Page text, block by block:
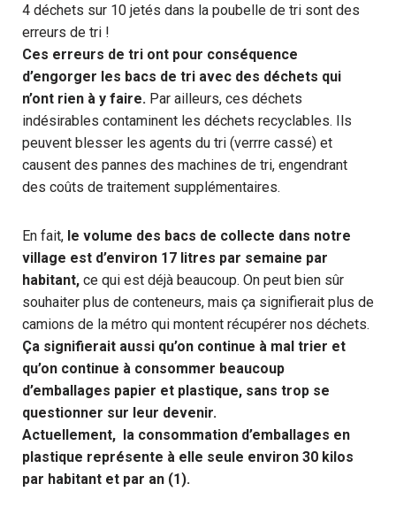
4 déchets sur 10 jetés dans la poubelle de tri sont des
erreurs de tri !
Ces erreurs de tri ont pour conséquence
d’engorger les bacs de tri avec des déchets qui
n’ont rien à y faire. Par ailleurs, ces déchets
indésirables contaminent les déchets recyclables. Ils
peuvent blesser les agents du tri (verrre cassé) et
causent des pannes des machines de tri, engendrant
des coûts de traitement supplémentaires.
En fait, le volume des bacs de collecte dans notre
village est d’environ 17 litres par semaine par
habitant, ce qui est déjà beaucoup. On peut bien sûr
souhaiter plus de conteneurs, mais ça signifierait plus de
camions de la métro qui montent récupérer nos déchets.
Ça signifierait aussi qu’on continue à mal trier et
qu’on continue à consommer beaucoup
d’emballages papier et plastique, sans trop se
questionner sur leur devenir.
Actuellement, la consommation d’emballages en
plastique représente à elle seule environ 30 kilos
par habitant et par an (1).